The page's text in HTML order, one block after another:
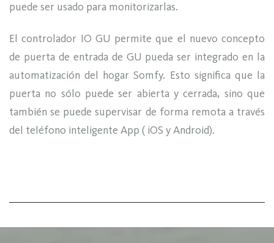
puede ser usado para monitorizarlas.
El controlador IO GU permite que el nuevo concepto
de puerta de entrada de GU pueda ser integrado en la
automatización del hogar Somfy. Esto significa que la
puerta no sólo puede ser abierta y cerrada, sino que
también se puede supervisar de forma remota a través
del teléfono inteligente App ( iOS y Android).